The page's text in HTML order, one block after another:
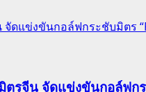
ดแข่งขันกอล์ฟกระชับมิตร
รจีน จัดแข่งขันกอล์ฟ